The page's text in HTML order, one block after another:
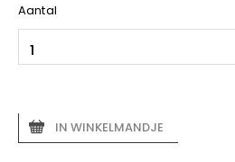
Aantal
IN WINKELMANDJE